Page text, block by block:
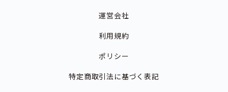
運営会社
利用規約
ポリシー
特定商取引法に基づく表記